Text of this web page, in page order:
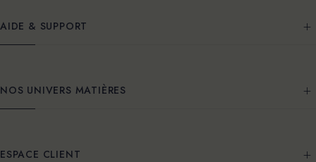
AIDE & SUPPORT
NOS UNIVERS MATIÈRES
ESPACE CLIENT